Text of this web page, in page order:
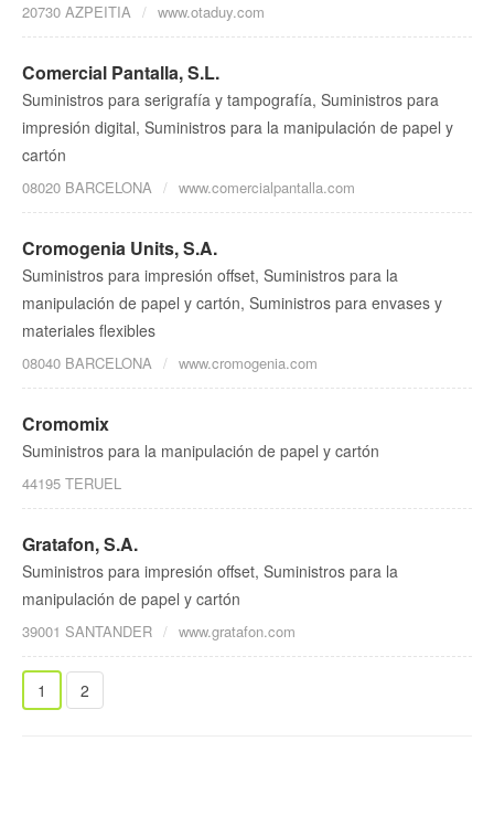
20730 AZPEITIA www.otaduy.com
Comercial Pantalla, S.L.
Suministros para serigrafía y tampografía, Suministros para
impresión digital, Suministros para la manipulación de papel y
cartón
08020 BARCELONA www.comercialpantalla.com
Cromogenia Units, S.A.
Suministros para impresión offset, Suministros para la
manipulación de papel y cartón, Suministros para envases y
materiales flexibles
08040 BARCELONA www.cromogenia.com
Cromomix
Suministros para la manipulación de papel y cartón
44195 TERUEL
Gratafon, S.A.
Suministros para impresión offset, Suministros para la
manipulación de papel y cartón
39001 SANTANDER www.gratafon.com
1 2